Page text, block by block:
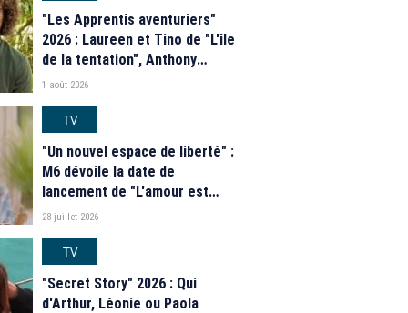
"Les Apprentis aventuriers"
2026 : Laureen et Tino de "L'île
de la tentation", Anthony
Matéo, Jade Leboeuf... Le
de la télé-réalité de W9
1 août 2026
TV
"Un nouvel espace de liberté" :
M6 dévoile la date de
lancement de "L'amour est
dans le pré" 2026 et une
Le Marchand
28 juillet 2026
TV
"Secret Story" 2026 : Qui
d'Arthur, Léonie ou Paola